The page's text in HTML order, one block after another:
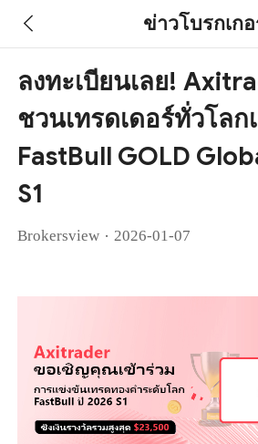
ข่าวโบรกเก
ลงทะเบียนเลย!
ชวนเทรดเดอร์ทั่วโลก
FastBull GOLD
S1
Brokersview · 2026-01-07